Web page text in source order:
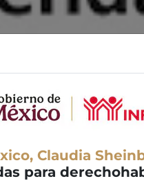
Claudia
para